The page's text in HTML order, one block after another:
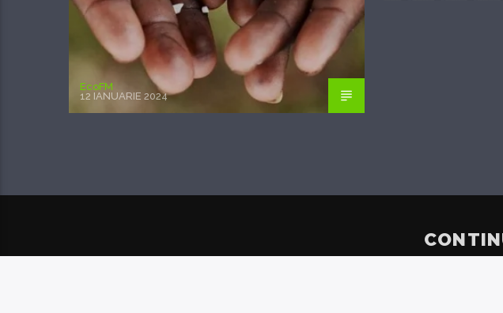
EcoFM
12 IANUARIE 2024